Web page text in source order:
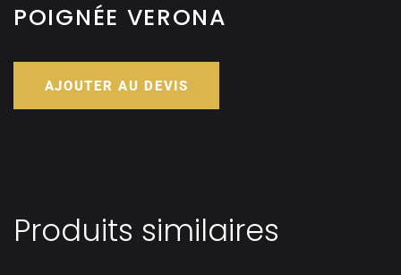
POIGNÉE VERONA
AJOUTER AU DEVIS
Produits similaires